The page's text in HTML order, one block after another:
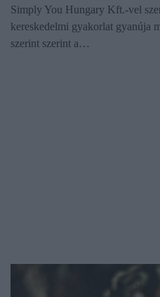
Simply You Hungary Kft.-vel
kereskedelmi gyakorlat gyanúja
szerint szerint a…